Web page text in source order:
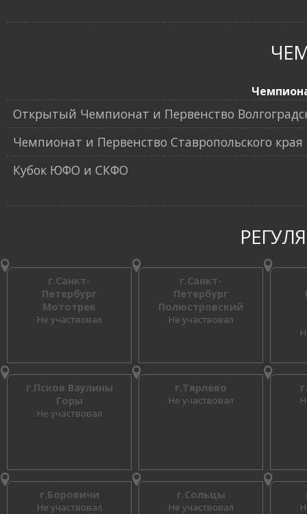
Открытый Чемпионат и Первенство
Чемпионат и Первенство Ставропольского края
Кубок ЮФО и СКФО
г.Санкт-
Петербург
Мототрек
Не участвовал
г.Санкт-
Петербург
Полюстровский
Не участвовал
г.Псков Ваулины
Горы
Не участвовал
г.Тярлево
Не участвовал
г.Боровичи
Не участвовал
г.Сольцы
Не участвовал